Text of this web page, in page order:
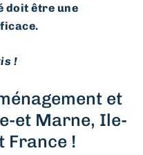
doit être une
!
et
et Marne, Ile-
France !